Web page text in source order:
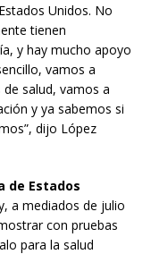
Unidos. No
tienen
y hay mucho apoyo
vamos a
salud, vamos a
y ya sabemos si
dijo López
de Estados
a mediados de julio
con pruebas
para la salud